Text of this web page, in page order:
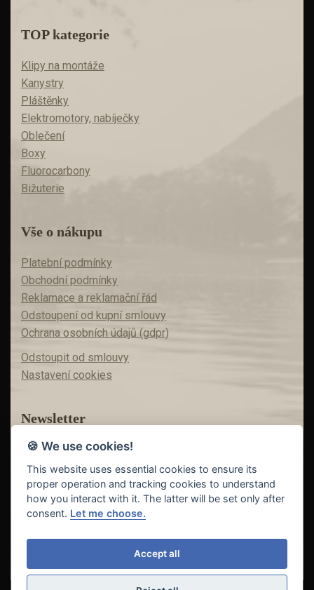
TOP kategorie
Klipy na montáže
Kanystry
Pláštěnky
Elektromotory, nabíječky
Oblečení
Boxy
Fluorocarbony
Bižuterie
Vše o nákupu
Platební podmínky
Obchodní podmínky
Reklamace a reklamační řád
Odstoupení od kupní smlouvy
Ochrana osobních údajů (gdpr)
Odstoupit od smlouvy
Nastavení cookies
Newsletter
Máte zájem o akční nabídky?
Teď už vám nic neunikne!
🍪 We use cookies!
This website uses essential cookies to ensure its
proper operation and tracking cookies to understand
how you interact with it. The latter will be set only after
consent. Let me choose.
Accept all